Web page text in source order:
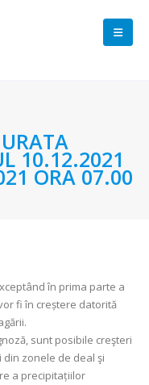
10.12.2021
ORA 07.00
în prima parte a
fi în creștere datorită
sunt posibile creşteri
zonele de deal şi
a precipitațiilor